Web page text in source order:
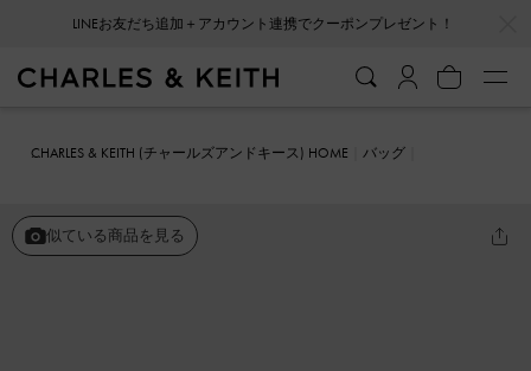
会員登録＋ニュースレター登録で10%OFFクーポンプレゼント！
CHARLES & KEITH (チャールズアンドキース) HOME
バッグ
似ている商品を見る